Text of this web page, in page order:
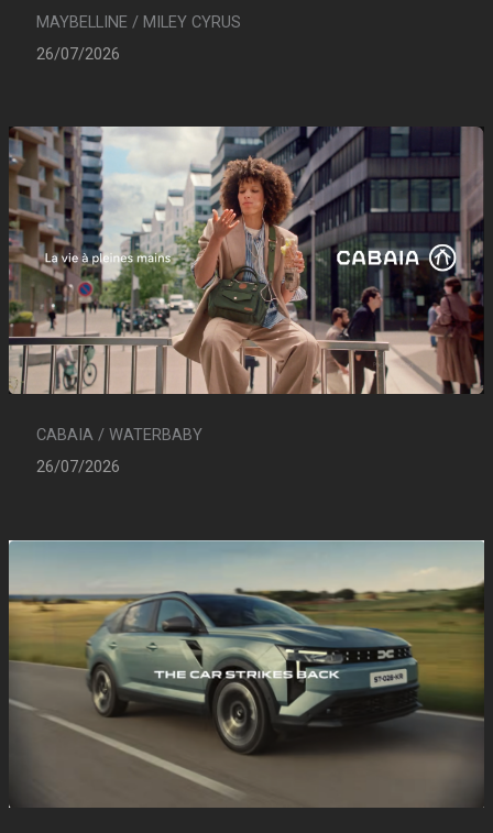
MAYBELLINE / MILEY CYRUS
26/07/2026
CABAIA / WATERBABY
26/07/2026